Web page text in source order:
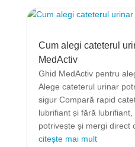
Cum alegi cateterul
MedActiv
Ghid MedActiv pentru
Alege cateterul urinar
sigur Compară rapid
lubrifiant și fără
potrivește și mergi direct
citește mai mult